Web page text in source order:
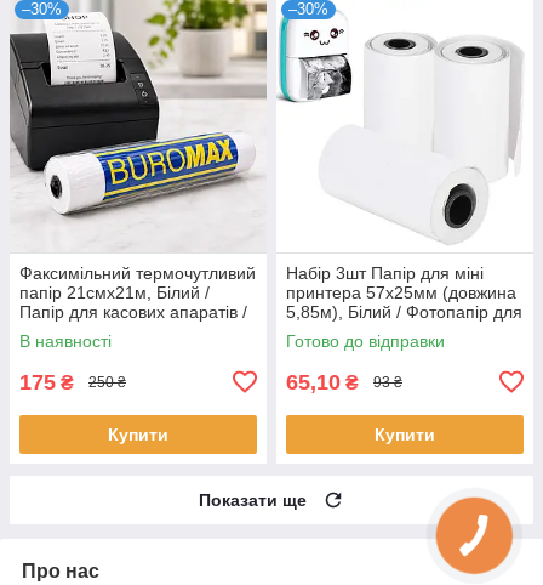
–30%
Факсимільний термочутливий
папір 21смх21м, Білий /
Папір для касових апаратів /
Термопапір / Рулон
термопаперу
В наявності
175 ₴ 250 ₴
Купити
–30%
Набір 3шт Папір для міні
принтера 57х25мм (довжина
5,85м), Білий / Фотопапір для
принтера / Термопапір для
міні принтера
Готово до відправки
65,10 ₴ 93 ₴
Купити
Показати ще
Про нас